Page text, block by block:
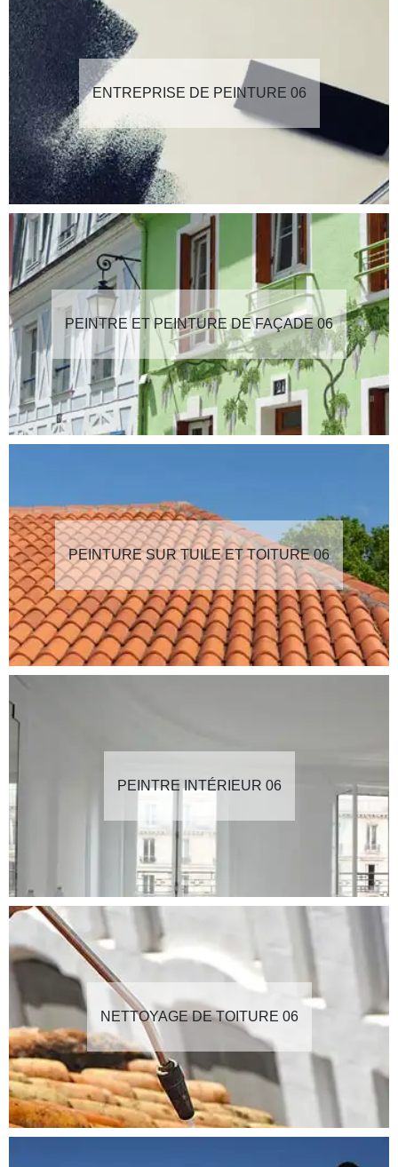
ENTREPRISE DE PEINTURE 06
PEINTRE ET PEINTURE DE FAÇADE 06
PEINTURE SUR TUILE ET TOITURE 06
PEINTRE INTÉRIEUR 06
NETTOYAGE DE TOITURE 06